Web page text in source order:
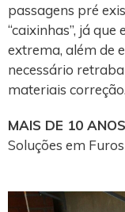
passagens pré
“caixinhas”, já
extrema, além de
necessário
materiais correção.
MAIS DE 10
Soluções em